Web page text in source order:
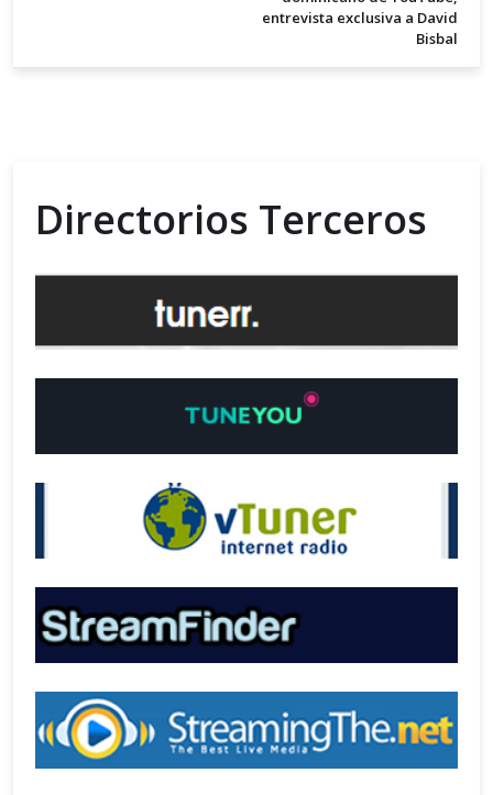
entrevista exclusiva a David
Bisbal
Directorios Terceros